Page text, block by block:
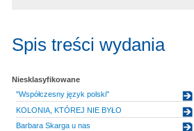
Spis treści wydania
Niesklasyfikowane
"Współczesny język polski"
KOLONIA, KTÓREJ NIE BYŁO
Barbara Skarga u nas